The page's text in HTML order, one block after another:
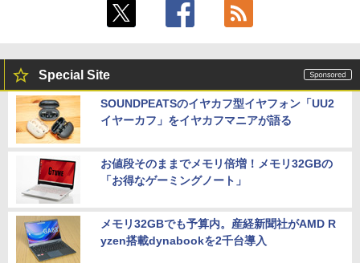
Special Site
SOUNDPEATSのイヤカフ型イヤフォン「UU2
イヤーカフ」をイヤカフマニアが語る
お値段そのままでメモリ倍増！メモリ32GBの
「お得なゲーミングノート」
メモリ32GBでも予算内。産経新聞社がAMD R
yzen搭載dynabookを2千台導入